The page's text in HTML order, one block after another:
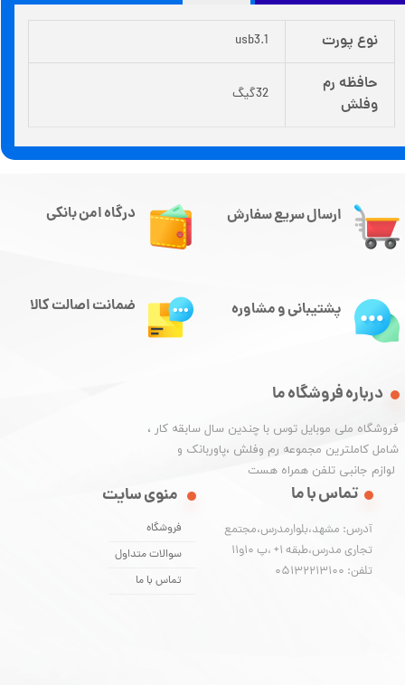
نوع پورت usb3.1
حافظه رم
وفلش
32گیگ
ارسال سریع سفارش
درباره فروشگاه ما
​فروشگاه ملی موبایل توس با چندین سال سابقه کار ،
شامل کاملترین مجموعه رم وفلش ،پاوربانک و
​​​​​​​ لوازم جانبی تلفن همراه هست
منوی سایت
فروشگاه
سوالات متداول
تماس با ما
تماس با ما
آدرس: مشهد،بلوارمدرس،مجتمع
تجاری مدرس،طبقه 1+ ،پ 10و11
تلفن: 05132213100
درگاه امن بانکی
پشتیبانی و مشاوره ضمانت اصالت کالا